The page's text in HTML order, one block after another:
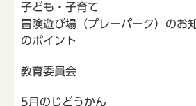
子ども・子育て
冒険遊び場（プレーパーク）のお
のポイント
教育委員会
5月のじどうかん